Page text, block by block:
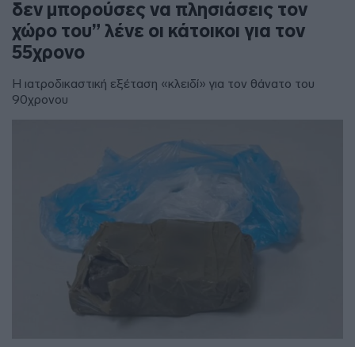
δεν μπορούσες να πλησιάσεις τον
χώρο του” λένε οι κάτοικοι για τον
55χρονο
Η ιατροδικαστική εξέταση «κλειδί» για τον θάνατο του
90χρονου